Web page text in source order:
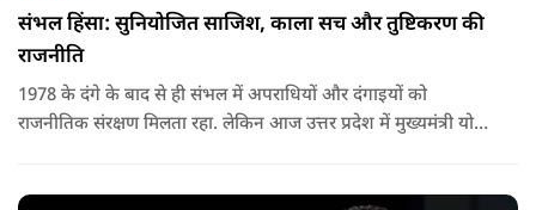
संभल हिंसा: सुनियोजित साजिश, काला सच और तुष्टिकरण की
राजनीति
1978 के दंगे के बाद से ही संभल में अपराधियों और दंगाइयों को
राजनीतिक संरक्षण मिलता रहा. लेकिन आज उत्तर प्रदेश में मुख्यमंत्री योगी